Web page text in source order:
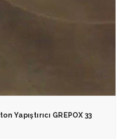
Yapıştırıcı GREPOX 33